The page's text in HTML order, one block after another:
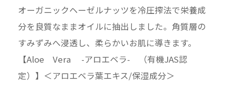
オーガニックヘーゼルナッツを冷圧搾法で栄養成
分を良質なままオイルに抽出しました。角質層の
すみずみへ浸透し、柔らかいお肌に導きます。
【Aloe Vera -アロエベラ- （有機JAS認
定）】＜アロエベラ葉エキス/保湿成分＞